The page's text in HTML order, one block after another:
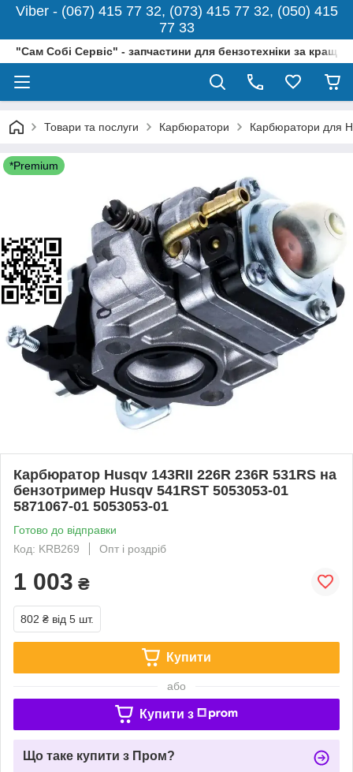
Viber - (067) 415 77 32, (073) 415 77 32, (050) 415
77 33
"Сам Собі Сервіс" - запчастини для бензотехніки за
Товари та послуги Карбюратори Карбюратори для
*Premium
Карбюратор Husqv 143RII 226R 236R 531RS на
бензотример Husqv 541RST 5053053-01
5871067-01 5053053-01
Готово до відправки
Код: KRB269
Опт і роздріб
1 003 ₴
802 ₴ від 5 шт.
Купити
або
Купити з
Що таке купити з Пром?